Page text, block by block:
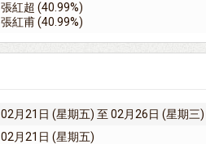
張紅超 (40.99%)
張紅甫 (40.99%)
02月21日 (星期五) 至 02月26日 (星期三)
02月21日 (星期五)